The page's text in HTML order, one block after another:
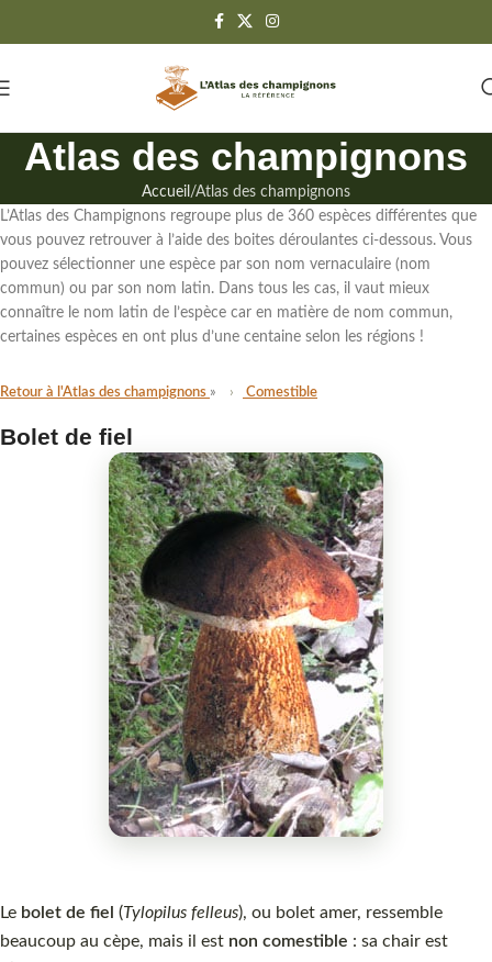
Atlas des champignons
Accueil Atlas des champignons
L’Atlas des Champignons regroupe plus de 360 espèces différentes que
vous pouvez retrouver à l’aide des boites déroulantes ci-dessous. Vous
pouvez sélectionner une espèce par son nom vernaculaire (nom
commun) ou par son nom latin. Dans tous les cas, il vaut mieux
connaître le nom latin de l’espèce car en matière de nom commun,
certaines espèces en ont plus d’une centaine selon les régions !
Retour à l'Atlas des champignons Comestible
Bolet de fiel
Le bolet de fiel (Tylopilus felleus), ou bolet amer, ressemble
beaucoup au cèpe, mais il est non comestible : sa chair est